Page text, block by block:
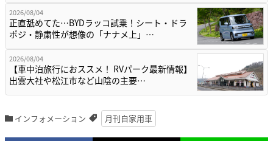
2026/08/04
正直舐めてた…BYDラッコ試乗！シート・ドラ
ポジ・静粛性が想像の「ナナメ上」…
2026/08/04
【車中泊旅行におススメ！ RVパーク最新情報】
出雲大社や松江市など山陰の主要…
インフォメーション 月刊自家用車